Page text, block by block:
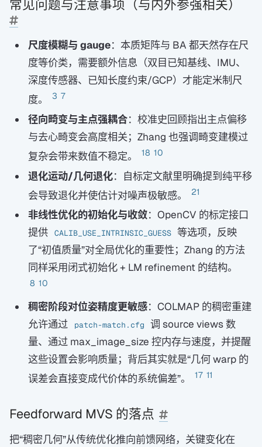
常见问题与注意事项（与内外参强相关）
尺度模糊与 gauge：本质矩阵与 BA 都天然存在尺
度等价类，需要额外信息（双目已知基线、IMU、
深度传感器、已知长度约束/GCP）才能定米制尺
度。
3 7
径向畸变与主点强耦合：校准史回顾指出主点偏移
与去心畸变会高度相关；Zhang 也强调畸变建模过
复杂会带来数值不稳定。
18 10
退化运动/几何退化：自标定文献里明确提到纯平移
会导致退化并使估计对噪声极敏感。
21
非线性优化的初始化与收敛：OpenCV 的标定接口
提供
CALIB_USE_INTRINSIC_GUESS
等选项，反映
了“初值质量”对全局优化的重要性；Zhang 的方法
同样采用闭式初始化 + LM refinement 的结构。
8 10
稠密阶段对位姿精度更敏感：COLMAP 的稠密重建
允许通过
patch-match.cfg
调 source views 数
量、通过 max_image_size 控内存与速度，并提醒
这些设置会影响质量；背后其实就是“几何 warp 的
误差会直接变成代价体的系统偏差”。
17 11
Feedforward MVS 的落点
把“稠密几何”从传统优化推向前馈网络，关键变化在